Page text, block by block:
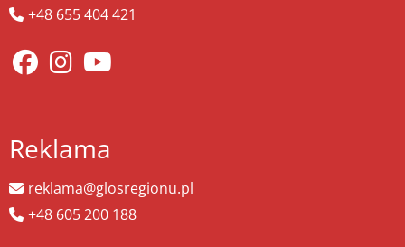
+48 655 404 421
Reklama
reklama@glosregionu.pl
+48 605 200 188